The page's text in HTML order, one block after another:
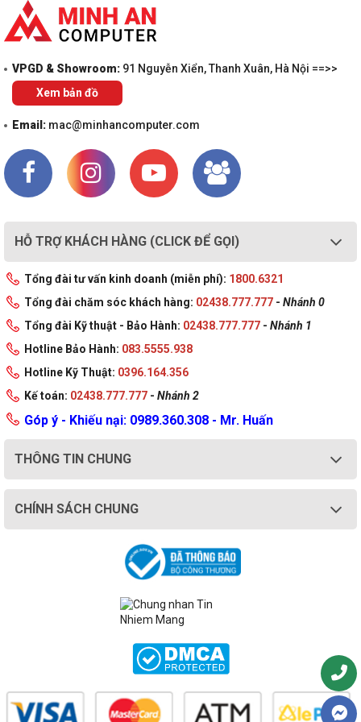
Tổng kết chung laptop Gigabyte G7 MD
71S1223SH
với gaming và đồ họa đáp ứng đa tác vụ của bạn.
Đây là chiếc laptop bạn đáng sở hữu trong tầm giá, đầy đủ những
tính năng mà laptop đem lại, từ vẻ bên ngoài cho đến cấu hình
không có điểm gì đáng chê trách. Nếu bạn đang quan tâm sản
phẩm hãy liên hệ
được tư vấn nhiệt tình nhất!
VPGD & Showroom: 91 Nguyễn Xiển, Thanh Xuân, Hà Nội ==>>
Xem bản đồ
Email: mac@minhancomputer.com
HỖ TRỢ KHÁCH HÀNG (CLICK ĐỂ GỌI)
Tổng đài tư vấn kinh doanh (miễn phí): 1800.6321
Tổng đài chăm sóc khách hàng: 02438.777.777 - Nhánh 0
Tổng đài Kỹ thuật - Bảo Hành: 02438.777.777 - Nhánh 1
Hotline Bảo Hành: 083.5555.938
Hotline Kỹ Thuật: 0396.164.356
Kế toán: 02438.777.777 - Nhánh 2
Góp ý - Khiếu nại: 0989.360.308 - Mr. Huấn
THÔNG TIN CHUNG
CHÍNH SÁCH CHUNG